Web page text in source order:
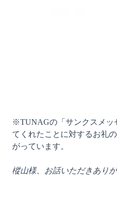
※TUNAGの「サンクスメッ
てくれたことに対するお礼
がっています。
樅山様、お話いただきあり